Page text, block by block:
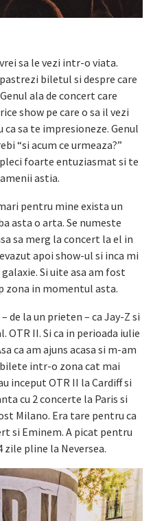
sa le vezi intr-o viata.
biletul si despre care
ala de concert care
show pe care o sa il vezi
sa te impresioneze. Genul
“si acum ce urmeaza?”
foarte entuziasmat si te
astia.
pentru mine exista un
asta o arta. Se numeste
sa merg la concert la el in
apoi show-ul si inca mi
galaxie. Si uite asa am fost
zona in momentul asta.
de la un prieten – ca Jay-Z si
OTR II. Si ca in perioada iulie
ca am ajuns acasa si m-am
intr-o zona cat mai
inceput OTR II la Cardiff si
cu 2 concerte la Paris si
Milano. Era tare pentru ca
si Eminem. A picat pentru
zile pline la Neversea.